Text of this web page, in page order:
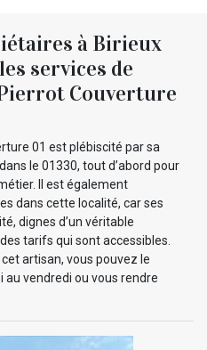
à Birieux
services de
Couverture
01 est plébiscité par sa
le 01330, tout d’abord pour
Il est également
dans cette localité, car ses
dignes d’un véritable
tarifs qui sont accessibles.
artisan, vous pouvez le
vendredi ou vous rendre